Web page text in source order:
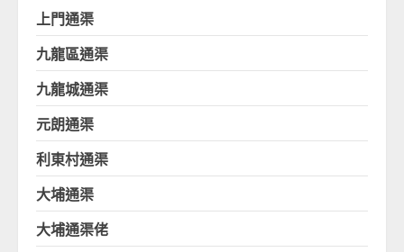
上門通渠
九龍區通渠
九龍城通渠
元朗通渠
利東村通渠
大埔通渠
大埔通渠佬